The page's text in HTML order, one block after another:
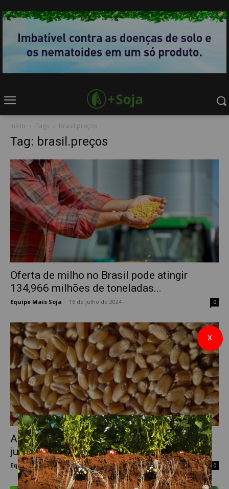
Início Tags Brasil.preços
Tag: brasil.preços
Oferta de milho no Brasil pode atingir
134,966 milhões de toneladas...
Equipe Mais Soja 16 de julho de 2024 0
Análise mensal do mercado do trigo
junho/2024
Equipe Mais Soja - 5 de julho de 2024 0
X